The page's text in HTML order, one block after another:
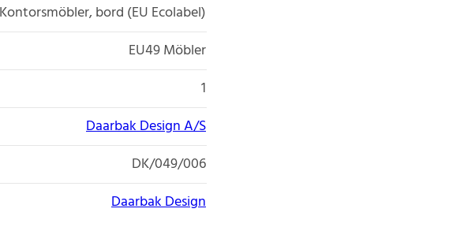
Kontorsmöbler, bord (EU Ecolabel)
EU49 Möbler
1
Daarbak Design A/S
DK/049/006
Daarbak Design